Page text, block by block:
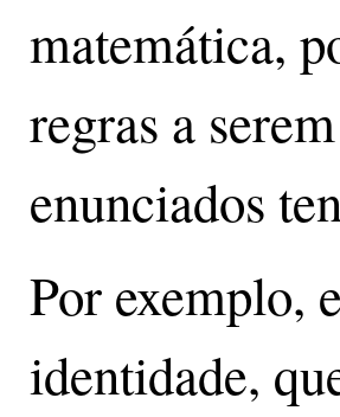
matemática,
regras a
enunciados
Por exemplo,
identidade,